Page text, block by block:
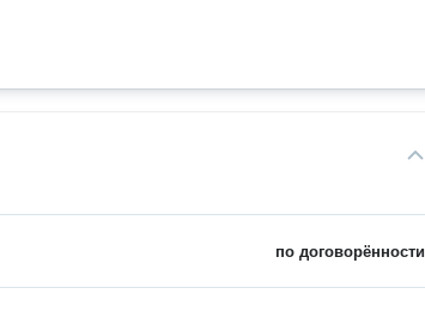
по договорённости